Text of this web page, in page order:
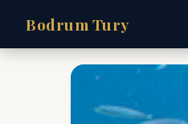
Bodrum Tury